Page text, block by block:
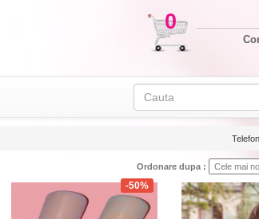
0
Ordonare dupa :
-50%